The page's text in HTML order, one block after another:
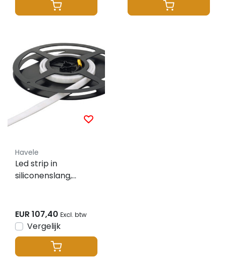
Havele
Led strip in
siliconenslang,
(monochroom)
straling naar de
zijkant, voor groef 4
x 10 mm, 120 leds/m,
9,6 W/m, IP44
EUR 107,40 Excl. btw
Vergelijk